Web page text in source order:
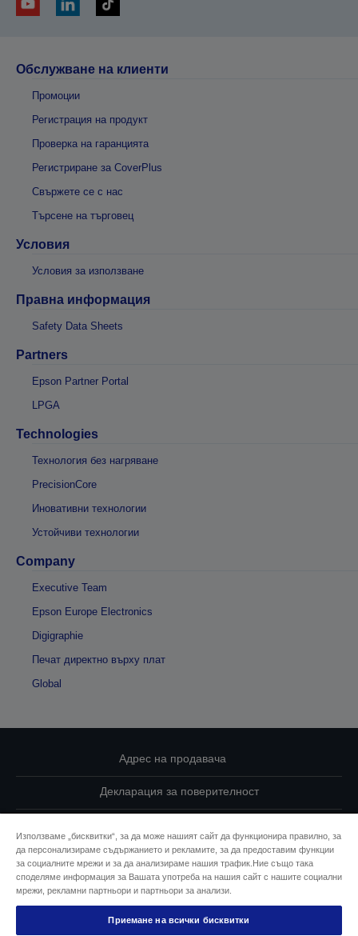
Обслужване на клиенти
Промоции
Регистрация на продукт
Проверка на гаранцията
Регистриране за CoverPlus
Свържете се с нас
Търсене на търговец
Условия
Условия за използване
Правна информация
Safety Data Sheets
Partners
Epson Partner Portal
LPGA
Technologies
Технология без нагряване
PrecisionCore
Иновативни технологии
Устойчиви технологии
Company
Executive Team
Epson Europe Electronics
Digigraphie
Печат директно върху плат
Global
Адрес на продавача
Декларация за поверителност
Свържете се с нас за Вашите данни
Информация за бисквитките
Ангажимент за достъпност на Epson
Използваме „бисквитки“, за да може нашият сайт да функционира правилно, за
да персонализираме съдържанието и рекламите, за да предоставим функции
за социалните мрежи и за да анализираме нашия трафик.Ние също така
споделяме информация за Вашата употреба на нашия сайт с нашите социални
мрежи, рекламни партньори и партньори за анализи.
Приемане на всички бисквитки